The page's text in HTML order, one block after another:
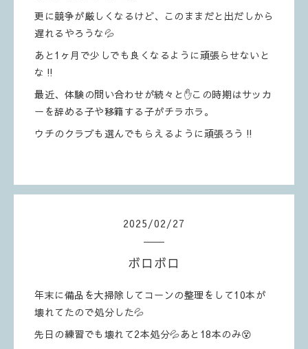
更に競争が厳しくなるけど、このままだと出だしから
遅れるやろうな💦
あと1ヶ月で少しでも良くなるように頑張らせないと
な‼️
最近、体験の問い合わせが続々と✋この時期はサッカ
ーを辞める子や移籍する子がチラホラ。
ウチのクラブも選んでもらえるように頑張ろう‼️
2025/02/27
ボロボロ
年末に備品を大掃除してコーンの整理をして10本が
壊れてたので処分した💦
先日の練習でも壊れて2本処分💦あと18本のみ😵